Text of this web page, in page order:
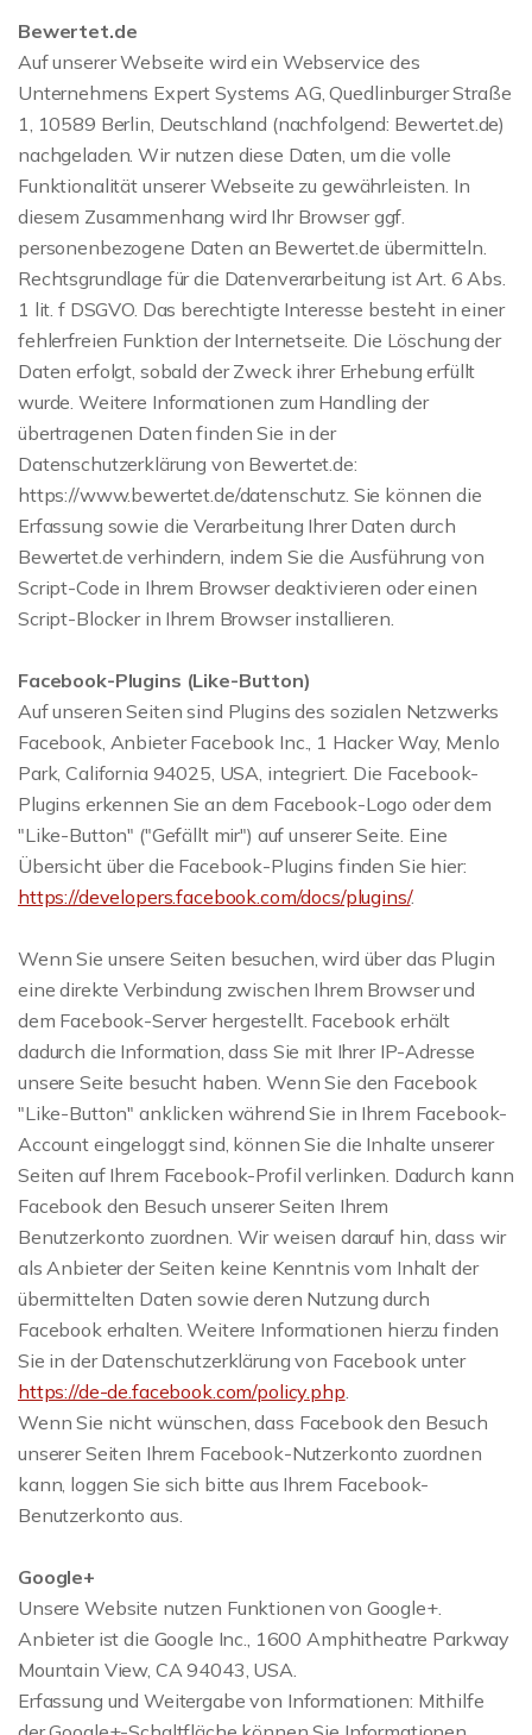
Bewertet.de
Auf unserer Webseite wird ein Webservice des
Unternehmens Expert Systems AG, Quedlinburger Straße
1, 10589 Berlin, Deutschland (nachfolgend: Bewertet.de)
nachgeladen. Wir nutzen diese Daten, um die volle
Funktionalität unserer Webseite zu gewährleisten. In
diesem Zusammenhang wird Ihr Browser ggf.
personenbezogene Daten an Bewertet.de übermitteln.
Rechtsgrundlage für die Datenverarbeitung ist Art. 6 Abs.
1 lit. f DSGVO. Das berechtigte Interesse besteht in einer
fehlerfreien Funktion der Internetseite. Die Löschung der
Daten erfolgt, sobald der Zweck ihrer Erhebung erfüllt
wurde. Weitere Informationen zum Handling der
übertragenen Daten finden Sie in der
Datenschutzerklärung von Bewertet.de:
https://www.bewertet.de/datenschutz. Sie können die
Erfassung sowie die Verarbeitung Ihrer Daten durch
Bewertet.de verhindern, indem Sie die Ausführung von
Script-Code in Ihrem Browser deaktivieren oder einen
Script-Blocker in Ihrem Browser installieren.
Facebook-Plugins (Like-Button)
Auf unseren Seiten sind Plugins des sozialen Netzwerks
Facebook, Anbieter Facebook Inc., 1 Hacker Way, Menlo
Park, California 94025, USA, integriert. Die Facebook-
Plugins erkennen Sie an dem Facebook-Logo oder dem
"Like-Button" ("Gefällt mir") auf unserer Seite. Eine
Übersicht über die Facebook-Plugins finden Sie hier:
https://developers.facebook.com/docs/plugins/.
Wenn Sie unsere Seiten besuchen, wird über das Plugin
eine direkte Verbindung zwischen Ihrem Browser und
dem Facebook-Server hergestellt. Facebook erhält
dadurch die Information, dass Sie mit Ihrer IP-Adresse
unsere Seite besucht haben. Wenn Sie den Facebook
"Like-Button" anklicken während Sie in Ihrem Facebook-
Account eingeloggt sind, können Sie die Inhalte unserer
Seiten auf Ihrem Facebook-Profil verlinken. Dadurch kann
Facebook den Besuch unserer Seiten Ihrem
Benutzerkonto zuordnen. Wir weisen darauf hin, dass wir
als Anbieter der Seiten keine Kenntnis vom Inhalt der
übermittelten Daten sowie deren Nutzung durch
Facebook erhalten. Weitere Informationen hierzu finden
Sie in der Datenschutzerklärung von Facebook unter
https://de-de.facebook.com/policy.php.
Wenn Sie nicht wünschen, dass Facebook den Besuch
unserer Seiten Ihrem Facebook-Nutzerkonto zuordnen
kann, loggen Sie sich bitte aus Ihrem Facebook-
Benutzerkonto aus.
Google+
Unsere Website nutzen Funktionen von Google+.
Anbieter ist die Google Inc., 1600 Amphitheatre Parkway
Mountain View, CA 94043, USA.
Erfassung und Weitergabe von Informationen: Mithilfe